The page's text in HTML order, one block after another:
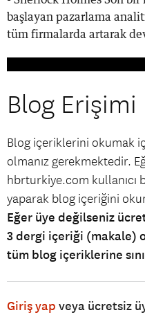
başlayan pazarlama
tüm firmalarda artarak
Blog Erişimi
Blog içeriklerini okumak
olmanız gerekmektedir.
hbrturkiye.com kullanıcı
yaparak blog içeriğini
Eğer üye değilseniz
3 dergi içeriği (makale)
tüm blog içeriklerine
Giriş yap veya ücretsiz